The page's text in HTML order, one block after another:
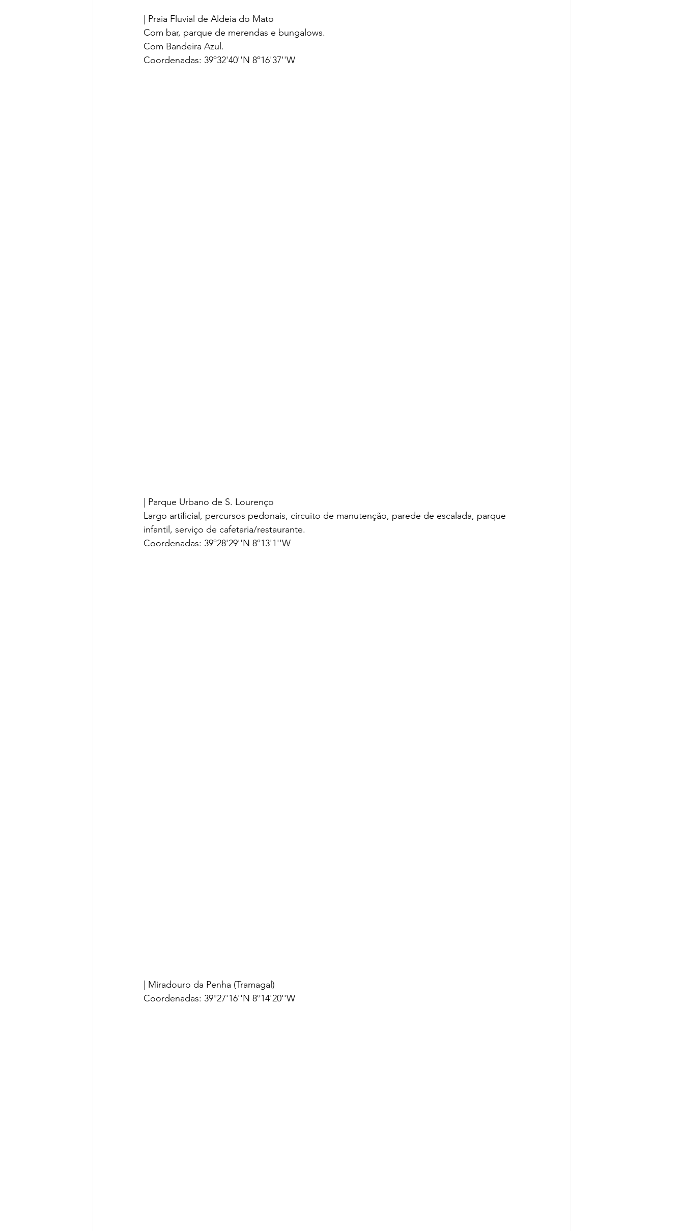
| Praia Fluvial de Aldeia do Mato
Com bar, parque de merendas e bungalows.
Com Bandeira Azul.
Coordenadas: 39º32'40''N 8º16'37''W
| Parque Urbano de S. Lourenço
Largo artificial, percursos pedonais, circuito de manutenção, parede de escalada, parque
infantil, serviço de cafetaria/restaurante.
Coordenadas: 39º28'29''N 8º13'1''W
| Miradouro da Penha (Tramagal)
Coordenadas: 39°27'16''N 8º14'20''W